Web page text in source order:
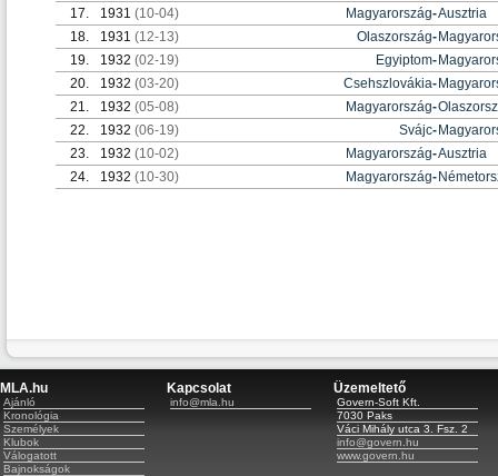
17.
1931 (10-04) Magyarország-Ausztria
18.
1931 (12-13) Olaszország-
19.
1932 (02-19) Egyiptom-
20.
1932 (03-20) Csehszlovákia-
21.
1932 (05-08) Magyarország-
22.
1932 (06-19) Svájc-
23.
1932 (10-02) Magyarország-Ausztria
24.
1932 (10-30) Magyarország-
MLA.hu
Ajánló
Kronológia
Személyek
Klubok
Válogatott
Bajnokságok
Kapcsolat
info@mla.hu
Üzemeltető
Govern-Soft Kft.
7030 Paks
Váci Mihály utca 3. Fsz. 2
info@govern.hu
www.govern.hu